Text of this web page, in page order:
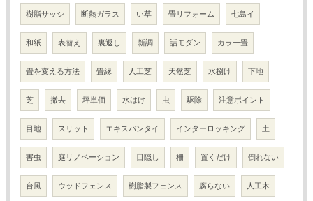
樹脂サッシ 断熱ガラス い草 畳リフォーム 七島イ
和紙 表替え 裏返し 新調 話モダン カラー畳
畳を変える方法 畳縁 人工芝 天然芝 水捌け 下地
芝 撤去 坪単価 水はけ 虫 駆除 注意ポイント
目地 スリット エキスパンタイ インターロッキング 土
害虫 庭リノベーション 目隠し 柵 置くだけ 倒れない
台風 ウッドフェンス 樹脂製フェンス 腐らない 人工木